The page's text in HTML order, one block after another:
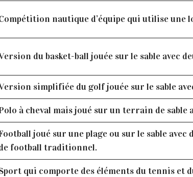
nautique d’équipe qui utilise une
du basket-ball jouée sur le sable avec
simplifiée du golf jouée sur le sable
à cheval mais joué sur un terrain de
joué sur une plage ou sur le sable
football traditionnel.
qui comporte des éléments du tennis et